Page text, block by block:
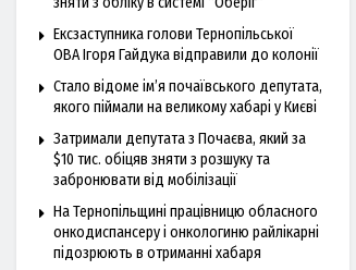
Ексзаступника голови Тернопільської
ОВА Ігоря Гайдука відправили до колонії
Стало відоме ім’я почаївського депутата,
якого піймали на великому хабарі у Києві
Затримали депутата з Почаєва, який за
$10 тис. обіцяв зняти з розшуку та
забронювати від мобілізації
На Тернопільщині працівницю обласного
онкодиспансеру і онкологиню райлікарні
підозрюють в отриманні хабаря